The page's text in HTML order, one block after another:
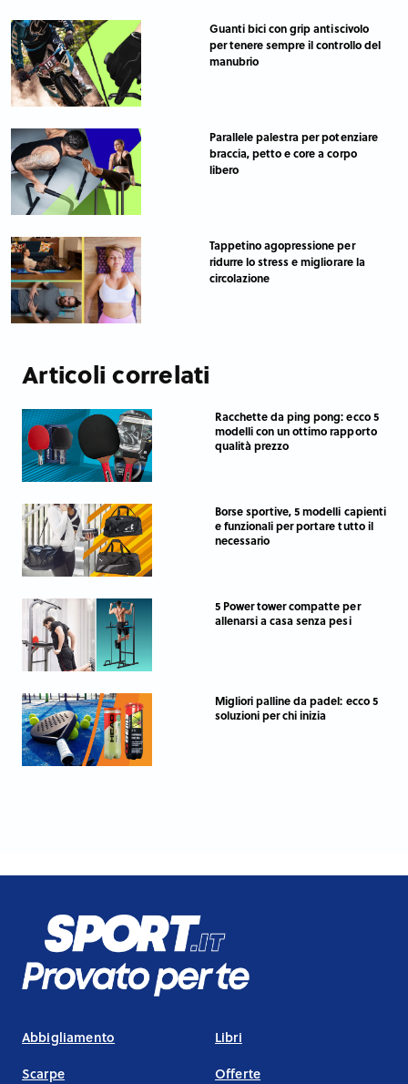
Guanti bici con grip antiscivolo
per tenere sempre il controllo del
manubrio
Parallele palestra per potenziare
braccia, petto e core a corpo
libero
Tappetino agopressione per
ridurre lo stress e migliorare la
circolazione
Articoli correlati
Racchette da ping pong: ecco 5
modelli con un ottimo rapporto
qualità prezzo
Borse sportive, 5 modelli capienti
e funzionali per portare tutto il
necessario
5 Power tower compatte per
allenarsi a casa senza pesi
Migliori palline da padel: ecco 5
soluzioni per chi inizia
Abbigliamento
Scarpe
Libri
Offerte